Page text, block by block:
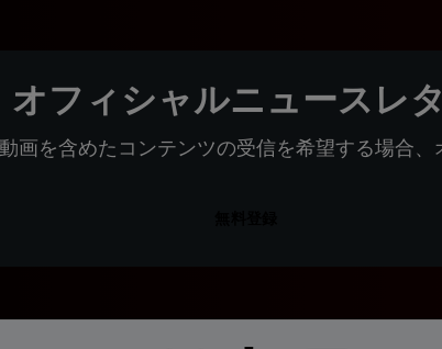
オフィシャルニュースレ
画を含めたコンテンツの受信を希望する場合